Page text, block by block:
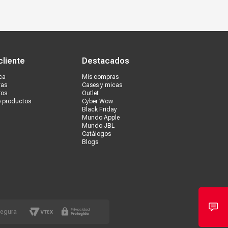
productos
Destacados
Mis compras
Cases y micas
Outlet
Cyber Wow
Black Friday
Mundo Apple
Mundo JBL
Catálogos
Blogs